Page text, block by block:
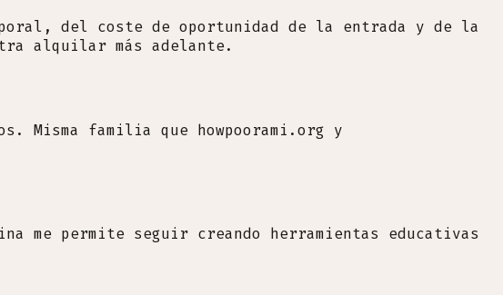
del coste de oportunidad de la entrada y de la
alquilar más adelante.
Misma familia que howpoorami.org y
permite seguir creando herramientas educativas